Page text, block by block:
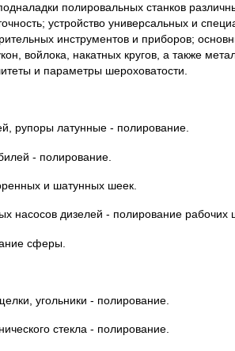
полировальных станков
устройство универсальных и
инструментов и приборов;
войлока, накатных кругов, а также
и параметры шероховатости.
рупоры латунные - полирование.
- полирование.
и шатунных шеек.
насосов дизелей - полирование рабочих
сферы.
угольники - полирование.
стекла - полирование.